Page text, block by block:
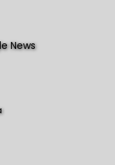
News